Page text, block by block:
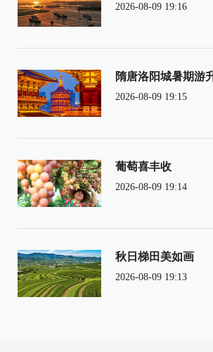
2026-08-09 19:16
隋唐洛阳城暑期游
2026-08-09 19:15
葡萄喜丰收
2026-08-09 19:14
秋日梯田美如画
2026-08-09 19:13